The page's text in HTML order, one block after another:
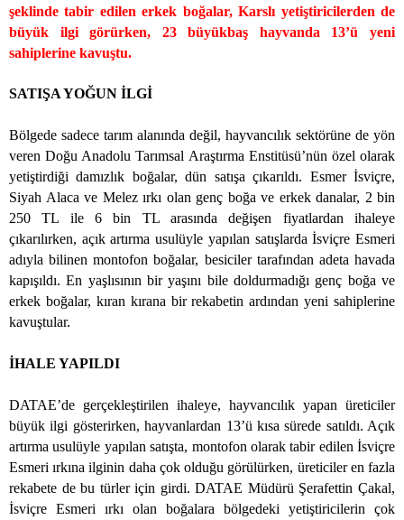
şeklinde tabir edilen erkek boğalar, Karslı yetiştiricilerden de
büyük ilgi görürken, 23 büyükbaş hayvanda 13’ü yeni
sahiplerine kavuştu.
SATIŞA YOĞUN İLGİ
Bölgede sadece tarım alanında değil, hayvancılık sektörüne de yön
veren Doğu Anadolu Tarımsal Araştırma Enstitüsü’nün özel olarak
yetiştirdiği damızlık boğalar, dün satışa çıkarıldı. Esmer İsviçre,
Siyah Alaca ve Melez ırkı olan genç boğa ve erkek danalar, 2 bin
250 TL ile 6 bin TL arasında değişen fiyatlardan ihaleye
çıkarılırken, açık artırma usulüyle yapılan satışlarda İsviçre Esmeri
adıyla bilinen montofon boğalar, besiciler tarafından adeta havada
kapışıldı. En yaşlısının bir yaşını bile doldurmadığı genç boğa ve
erkek boğalar, kıran kırana bir rekabetin ardından yeni sahiplerine
kavuştular.
İHALE YAPILDI
DATAE’de gerçekleştirilen ihaleye, hayvancılık yapan üreticiler
büyük ilgi gösterirken, hayvanlardan 13’ü kısa sürede satıldı. Açık
artırma usulüyle yapılan satışta, montofon olarak tabir edilen İsviçre
Esmeri ırkına ilginin daha çok olduğu görülürken, üreticiler en fazla
rekabete de bu türler için girdi. DATAE Müdürü Şerafettin Çakal,
İsviçre Esmeri ırkı olan boğalara bölgedeki yetiştiricilerin çok